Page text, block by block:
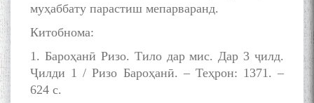
муҳаббату парастиш мепарваранд.
Китобнома:
1. Бароҳанӣ Ризо. Тило дар мис. Дар 3 ҷилд.
Ҷилди 1 / Ризо Бароҳанӣ. – Теҳрон: 1371. –
624 с.